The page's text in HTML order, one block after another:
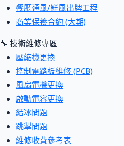
餐廳通風/鮮風出牌工程
商業保養合約 (大期)
🔧 技術維修專區
壓縮機更換
控制電路板維修 (PCB)
風扇電機更換
啟動電容更換
結冰問題
跳掣問題
維修收費參考表